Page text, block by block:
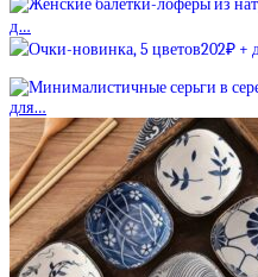
д…
для…